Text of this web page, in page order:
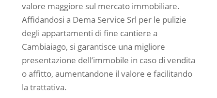
valore maggiore sul mercato immobiliare.
Affidandosi a Dema Service Srl per le pulizie
degli appartamenti di fine cantiere a
Cambiaiago, si garantisce una migliore
presentazione dell’immobile in caso di vendita
o affitto, aumentandone il valore e facilitando
la trattativa.